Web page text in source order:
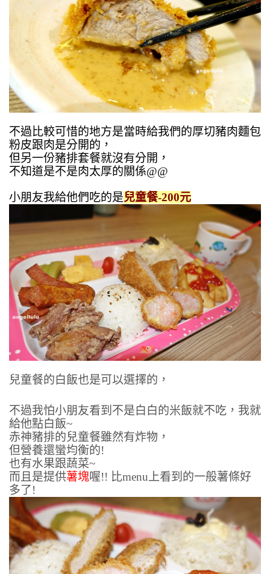
不過比較可惜的地方是當時給我們的厚切豬肉麵包
粉皮跟肉是分開的，
但另一份豬排套餐就沒有分開，
不知道是不是肉太厚的關係@@
小朋友我給他們吃的是兒童餐-200元
兒童餐的白飯也是可以選擇的，
不過我怕小朋友看到不是白白的米飯就不吃，我就
給他點白飯~
赤神豬排的兒童餐雖然有炸物，
但營養還蠻均衡的!
也有水果跟蔬菜~
而且是提供薯塊喔!! 比menu上看到的一般薯條好
多了!